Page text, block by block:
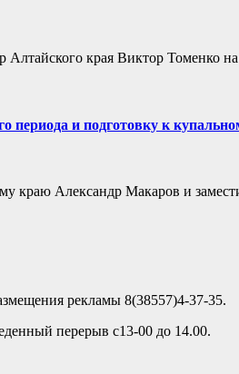
Алтайского края Виктор
периода и подготовку к
Александр Макаров и
рекламы 8(38557)4-37-35.
перерыв с13-00 до 14.00.